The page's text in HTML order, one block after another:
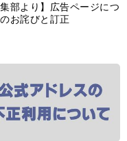
集部より】広告ページにつ
お詫びと訂正